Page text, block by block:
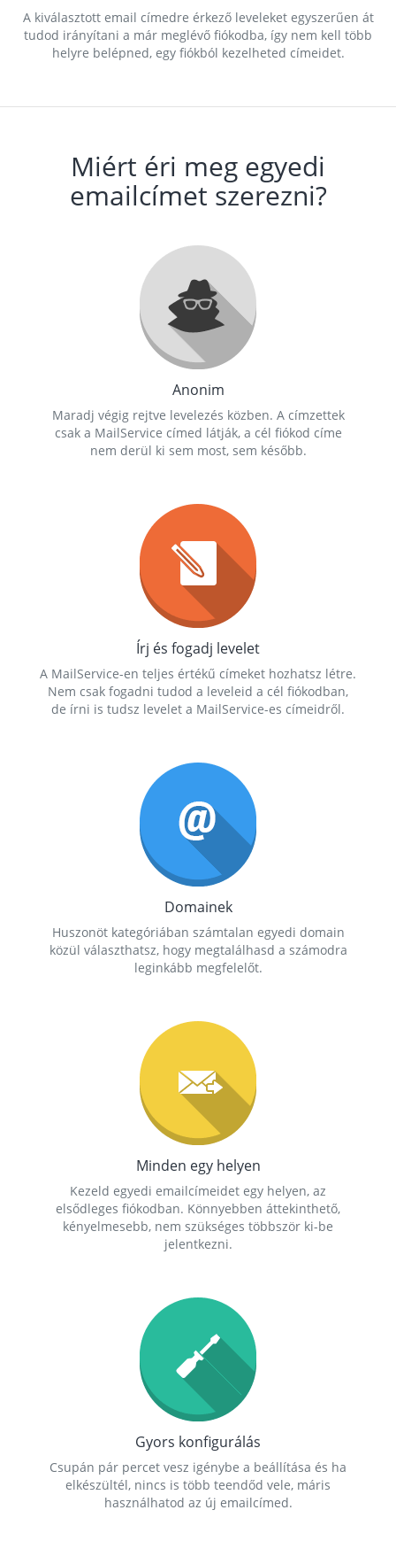
A kiválasztott email címedre érkező leveleket egyszerűen át
tudod irányítani a már meglévő fiókodba, így nem kell több
helyre belépned, egy fiókból kezelheted címeidet.
Miért éri meg egyedi
emailcímet szerezni?
Anonim
Maradj végig rejtve levelezés közben. A címzettek
csak a MailService címed látják, a cél fiókod címe
nem derül ki sem most, sem később.
Írj és fogadj levelet
A MailService-en teljes értékű címeket hozhatsz létre.
Nem csak fogadni tudod a leveleid a cél fiókodban,
de írni is tudsz levelet a MailService-es címeidről.
Domainek
Huszonöt kategóriában számtalan egyedi domain
közül választhatsz, hogy megtalálhasd a számodra
leginkább megfelelőt.
Minden egy helyen
Kezeld egyedi emailcímeidet egy helyen, az
elsődleges fiókodban. Könnyebben áttekinthető,
kényelmesebb, nem szükséges többször ki-be
jelentkezni.
Gyors konfigurálás
Csupán pár percet vesz igénybe a beállítása és ha
elkészültél, nincs is több teendőd vele, máris
használhatod az új emailcímed.